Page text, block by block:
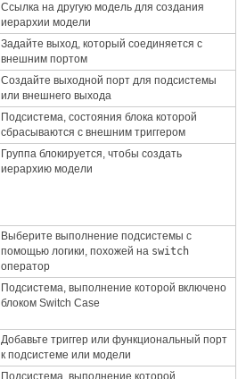
Ссылка на другую модель для создания
иерархии модели
Задайте выход, который соединяется с
внешним портом
Создайте выходной порт для подсистемы
или внешнего выхода
Подсистема, состояния блока которой
сбрасываются с внешним триггером
Группа блокируется, чтобы создать
иерархию модели
Выберите выполнение подсистемы с
помощью логики, похожей на switch
оператор
Подсистема, выполнение которой включено
блоком Switch Case
Добавьте триггер или функциональный порт
к подсистеме или модели
Подсистема, выполнение которой